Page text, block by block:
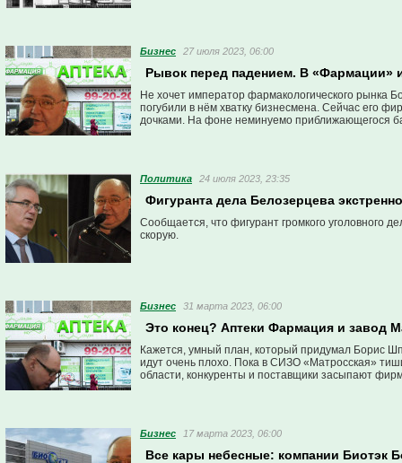
Бизнес 27 июля 2023, 06:00
Рывок перед падением. В «Фармации»
Не хочет император фармакологического рынка
погубили в нём хватку бизнесмена. Сейчас его
дочками. На фоне неминуемо приближающегося
Политика 24 июля 2023, 23:35
Фигуранта дела Белозерцева
Сообщается, что фигурант громкого уголовного
скорую.
Бизнес 31 марта 2023, 06:00
Это конец? Аптеки Фармация и завод
Кажется, умный план, который придумал Борис
идут очень плохо. Пока в СИЗО «Матросская»
области, конкуренты и поставщики засыпают
Бизнес 17 марта 2023, 06:00
Все кары небесные: компании Биотэк